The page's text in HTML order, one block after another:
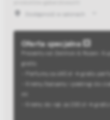
Oferta specjalna 💥
Prezenty od Zieliński & Rozen.
gratis:
- Perfumy za 640 zł → gratis
- Kremy/balsamy i peelingi do
- Kremy do rąk za 200 zł →